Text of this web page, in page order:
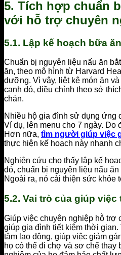
5. Tích hợp chuẩn
với hỗ trợ chuyên
5.1. Lập kế hoạch bữa
Chuẩn bị nguyên liệu nấu ăn
ăn, theo mô hình từ Harvard
dưỡng. Vì vậy, liệt kê món ăn
cạnh đó, điều chỉnh theo sở
chán.
Nhiều hộ gia đình sử dụng ứng
Ví dụ, lên menu cho 7 ngày. Do
Hơn nữa, tìm người giúp việc
thực hiện kế hoạch này nhanh
Nghiên cứu cho thấy lập kế
đó, chuẩn bị nguyên liệu nấu
Ngoài ra, nó cải thiện sức khỏe
5.2. Vai trò của giúp
Giúp việc chuyên nghiệp hỗ trợ
giúp gia đình tiết kiệm thời
tâm lao động, giúp việc giảm
họ có thể đi chợ và sơ chế thay